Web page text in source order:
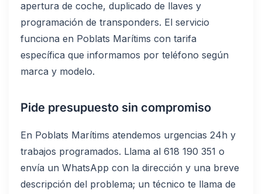
apertura de coche, duplicado de llaves y
programación de transponders. El servicio
funciona en Poblats Marítims con tarifa
específica que informamos por teléfono según
marca y modelo.
Pide presupuesto sin compromiso
En Poblats Marítims atendemos urgencias 24h y
trabajos programados. Llama al 618 190 351 o
envía un WhatsApp con la dirección y una breve
descripción del problema; un técnico te llama de